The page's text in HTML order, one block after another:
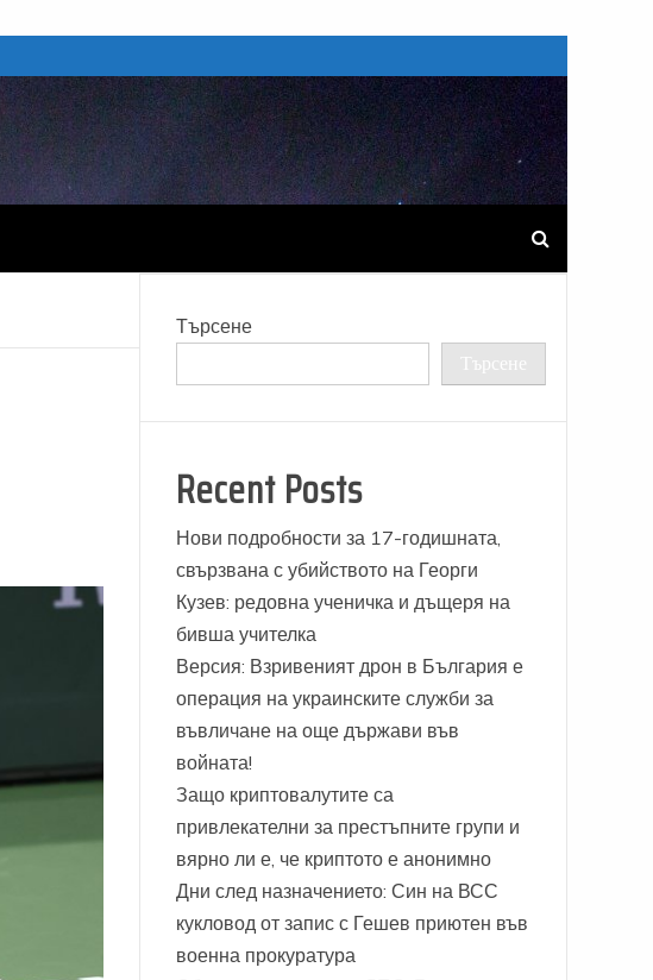
Търсене
Търсене
Recent Posts
Нови подробности за 17-годишната,
свързвана с убийството на Георги
Кузев: редовна ученичка и дъщеря на
бивша учителка
Версия: Взривеният дрон в България е
операция на украинските служби за
въвличане на още държави във
войната!
Защо криптовалутите са
привлекателни за престъпните групи и
вярно ли е, че криптото е анонимно
Дни след назначението: Син на ВСС
кукловод от запис с Гешев приютен във
военна прокуратура